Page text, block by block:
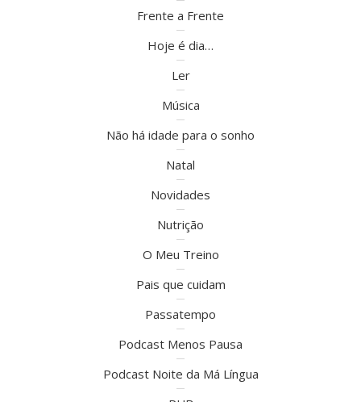
Frente a Frente
Hoje é dia…
Ler
Música
Não há idade para o sonho
Natal
Novidades
Nutrição
O Meu Treino
Pais que cuidam
Passatempo
Podcast Menos Pausa
Podcast Noite da Má Língua